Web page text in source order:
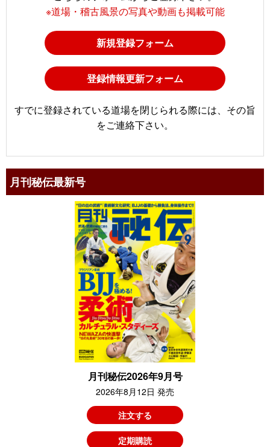
※道場・稽古風景の写真や動画も掲載可能
新規登録フォーム
登録情報更新フォーム
すでに登録されている道場を閉じられる際には、その旨
をご連絡下さい。
月刊秘伝最新号
月刊秘伝2026年9月号
2026年8月12日 発売
注文する
定期購読